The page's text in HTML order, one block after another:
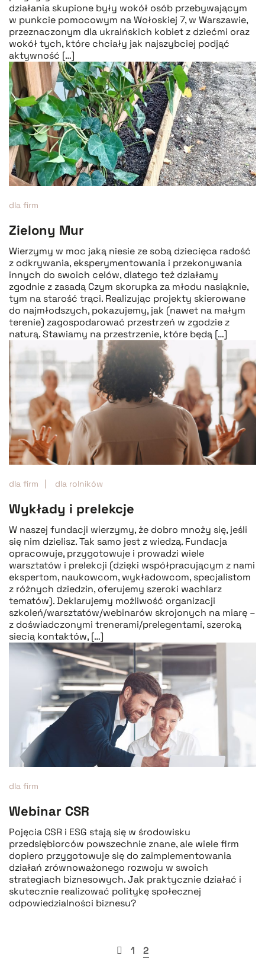
działania skupione były wokół osób przebywającym
w punkcie pomocowym na Wołoskiej 7, w Warszawie,
przeznaczonym dla ukraińskich kobiet z dziećmi oraz
wokół tych, które chciały jak najszybciej podjąć
aktywność […]
dla firm
Zielony Mur
Wierzymy w moc jaką niesie ze sobą dziecięca radość
z odkrywania, eksperymentowania i przekonywania
innych do swoich celów, dlatego też działamy
zgodnie z zasadą Czym skorupka za młodu nasiąknie,
tym na starość trąci. Realizując projekty skierowane
do najmłodszych, pokazujemy, jak (nawet na małym
terenie) zagospodarować przestrzeń w zgodzie z
naturą. Stawiamy na przestrzenie, które będą […]
dla firm dla rolników
Wykłady i prelekcje
W naszej fundacji wierzymy, że dobro mnoży się, jeśli
się nim dzielisz. Tak samo jest z wiedzą. Fundacja
opracowuje, przygotowuje i prowadzi wiele
warsztatów i prelekcji (dzięki współpracującym z nami
ekspertom, naukowcom, wykładowcom, specjalistom
z różnych dziedzin, oferujemy szeroki wachlarz
tematów). Deklarujemy możliwość organizacji
szkoleń/warsztatów/webinarów skrojonych na miarę –
z doświadczonymi trenerami/prelegentami, szeroką
siecią kontaktów, […]
dla firm
Webinar CSR
Pojęcia CSR i ESG stają się w środowisku
przedsiębiorców powszechnie znane, ale wiele firm
dopiero przygotowuje się do zaimplementowania
działań zrównoważonego rozwoju w swoich
strategiach biznesowych. Jak praktycznie działać i
skutecznie realizować politykę społecznej
odpowiedzialności biznesu?
1 2